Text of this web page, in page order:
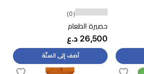
(0)
حصيرة الطعام
26,500 د.ع
أضف إلى السلّة